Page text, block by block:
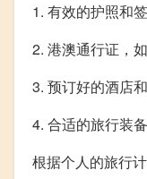
1. 有效的护照和签
2. 港澳通行证，
3. 预订好的酒店和
4. 合适的旅行装
根据个人的旅行